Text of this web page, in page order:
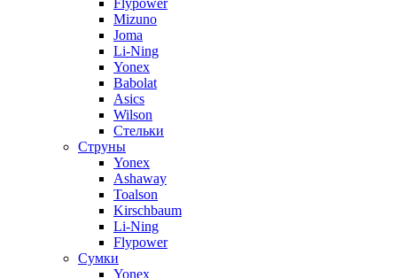
Flypower
Mizuno
Joma
Li-Ning
Yonex
Babolat
Asics
Wilson
Стельки
Струны
Yonex
Ashaway
Toalson
Kirschbaum
Li-Ning
Flypower
Сумки
Yonex